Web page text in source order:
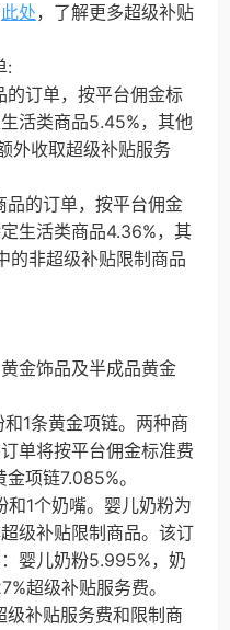
此处，了解更多超级补贴
:
的订单，按平台佣金标
活类商品5.45%，其他
外收取超级补贴服务
品的订单，按平台佣金
生活类商品4.36%，其
的非超级补贴限制商品
金饰品及半成品黄金
和1条黄金项链。两种商
单将按平台佣金标准费
金项链7.085%。
和1个奶嘴。婴儿奶粉为
级补贴限制商品。该订
婴儿奶粉5.995%，奶
超级补贴服务费。
级补贴服务费和限制商